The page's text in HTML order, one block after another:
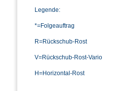
Legende:
*=Folgeauftrag
R=Rückschub-Rost
V=Rückschub-Rost-Vario
H=Horizontal-Rost